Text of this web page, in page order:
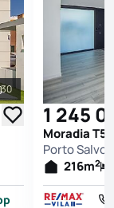
Ver todas as
30
1 245
Moradia T5
Porto Salvo,
216m2